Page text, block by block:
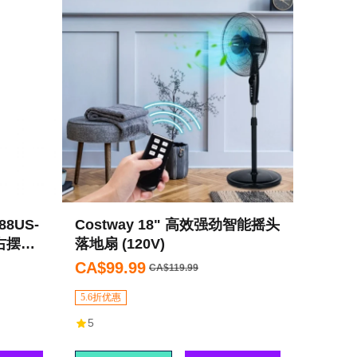
摆
制
Costway 18" 高效强劲智能摇头
落地扇 (120V)
CA$99.99 CA$119.99
5.6折优惠
5